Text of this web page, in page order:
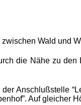
Wald und
die Nähe zu
Anschlußstelle
Auf